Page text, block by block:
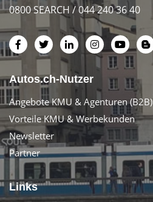
0800 SEARCH / 044 240 36 40
Autos.ch-Nutzer
Angebote KMU & Agenturen (B2B)
Vorteile KMU & Werbekunden
Newsletter
Partner
Links